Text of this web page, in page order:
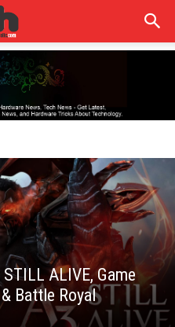
ALIVE, Game
Battle Royal